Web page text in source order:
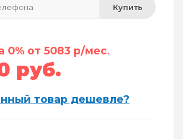
Купить
0% от 5083 р/мес.
руб.
товар дешевле?